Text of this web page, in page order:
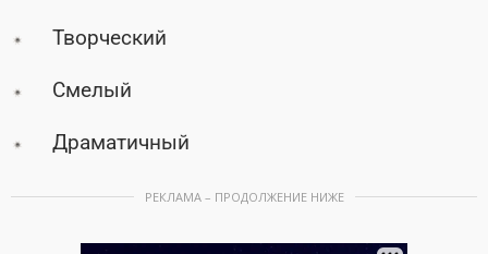
Творческий
Смелый
Драматичный
РЕКЛАМА – ПРОДОЛЖЕНИЕ НИЖЕ